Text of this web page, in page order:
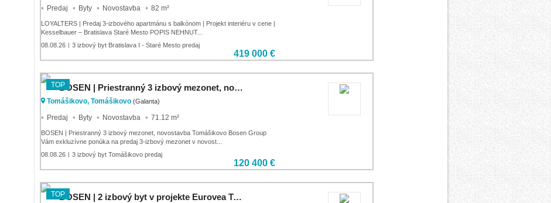
Predaj Byty Novostavba 82 m²
LOYALTERS | Predaj 3-izbového apartmánu s balkónom | Projekt interiéru v cene |
Kesselbauer – Bratislava Staré Mesto POPIS NEHNUT...
08.08.26 | 3 izbový byt Bratislava I - Staré Mesto predaj
419 000 €
TOP BOSEN | Priestranný 3 izbový mezonet, novostavba Tomášikovo
Tomášikovo, Tomášikovo (Galanta)
Predaj Byty Novostavba 71.12 m²
BOSEN | Priestranný 3 izbový mezonet, novostavba Tomášikovo Bosen Group
Vám exkluzívne ponúka na predaj 3-izbový mezonet v novost...
08.08.26 | 3 izbový byt Tomášikovo predaj
120 400 €
TOP BOSEN | 2 izbový byt v projekte Eurovea Tower, 35. LUX poschodie